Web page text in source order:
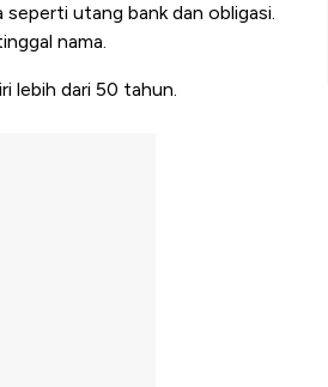
utang bank dan obligasi.
nama.
lebih dari 50 tahun.